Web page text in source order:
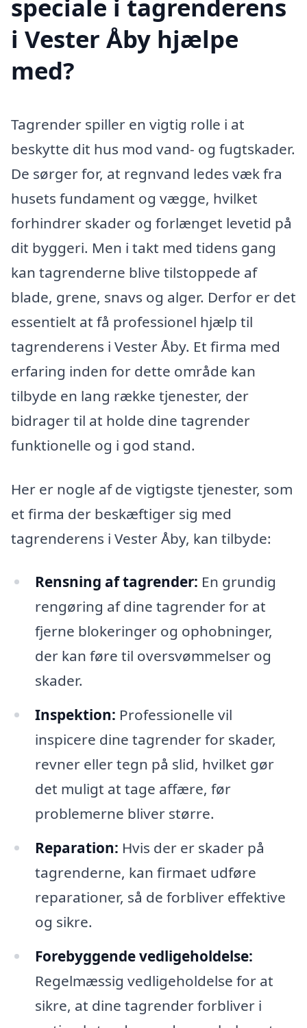
speciale i tagrenderens
i Vester Åby hjælpe
med?
Tagrender spiller en vigtig rolle i at
beskytte dit hus mod vand- og fugtskader.
De sørger for, at regnvand ledes væk fra
husets fundament og vægge, hvilket
forhindrer skader og forlænget levetid på
dit byggeri. Men i takt med tidens gang
kan tagrenderne blive tilstoppede af
blade, grene, snavs og alger. Derfor er det
essentielt at få professionel hjælp til
tagrenderens i Vester Åby. Et firma med
erfaring inden for dette område kan
tilbyde en lang række tjenester, der
bidrager til at holde dine tagrender
funktionelle og i god stand.
Her er nogle af de vigtigste tjenester, som
et firma der beskæftiger sig med
tagrenderens i Vester Åby, kan tilbyde:
Rensning af tagrender: En grundig
rengøring af dine tagrender for at
fjerne blokeringer og ophobninger,
der kan føre til oversvømmelser og
skader.
Inspektion: Professionelle vil
inspicere dine tagrender for skader,
revner eller tegn på slid, hvilket gør
det muligt at tage affære, før
problemerne bliver større.
Reparation: Hvis der er skader på
tagrenderne, kan firmaet udføre
reparationer, så de forbliver effektive
og sikre.
Forebyggende vedligeholdelse:
Regelmæssig vedligeholdelse for at
sikre, at dine tagrender forbliver i